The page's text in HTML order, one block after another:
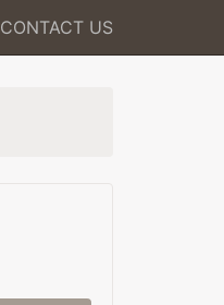
CONTACT US